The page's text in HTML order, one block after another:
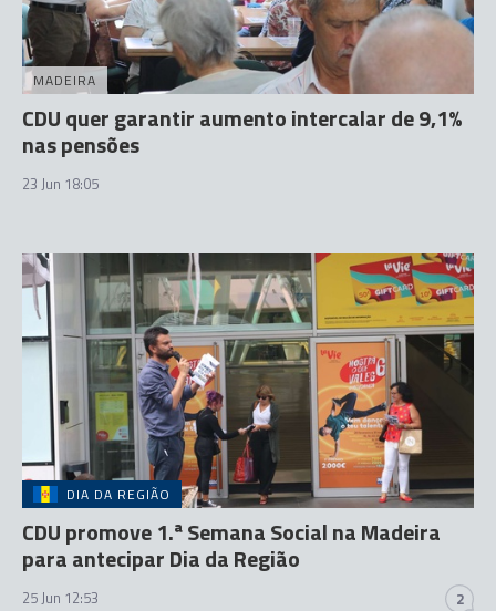
MADEIRA
CDU quer garantir aumento intercalar de 9,1%
nas pensões
23 Jun 18:05
DIA DA REGIÃO
CDU promove 1.ª Semana Social na Madeira
para antecipar Dia da Região
25 Jun 12:53 2